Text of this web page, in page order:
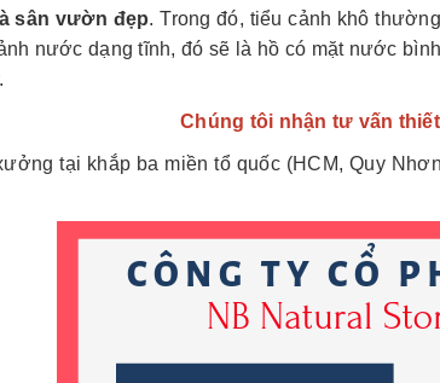
sân vườn đẹp. Trong đó, tiểu cảnh khô
nước dạng tĩnh, đó sẽ là hồ có mặt nước
Chúng tôi nhận tư vấn
tại khắp ba miền tổ quốc (HCM, Quy